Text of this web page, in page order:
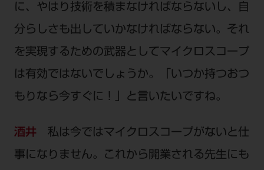
に、やはり技術を積まなければならないし、自
分らしさも出していかなければならない。それ
を実現するための武器としてマイクロスコープ
は有効ではないでしょうか。「いつか持つおつ
もりなら今すぐに！」と言いたいですね。
酒井 私は今ではマイクロスコープがないと仕
事になりません。これから開業される先生にも